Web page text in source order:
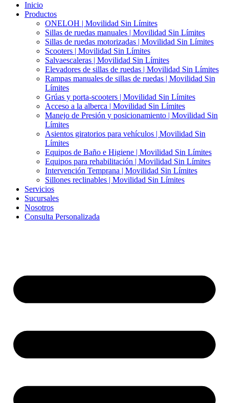
Inicio
Productos
ONELOH | Movilidad Sin Límites
Sillas de ruedas manuales | Movilidad Sin Límites
Sillas de ruedas motorizadas | Movilidad Sin Límites
Scooters | Movilidad Sin Límites
Salvaescaleras | Movilidad Sin Límites
Elevadores de sillas de ruedas | Movilidad Sin Límites
Rampas manuales de sillas de ruedas | Movilidad Sin
Límites
Grúas y porta-scooters | Movilidad Sin Límites
Acceso a la alberca | Movilidad Sin Límites
Manejo de Presión y posicionamiento | Movilidad Sin
Límites
Asientos giratorios para vehículos | Movilidad Sin
Límites
Equipos de Baño e Higiene | Movilidad Sin Límites
Equipos para rehabilitación | Movilidad Sin Límites
Intervención Temprana | Movilidad Sin Límites
Sillones reclinables | Movilidad Sin Límites
Servicios
Sucursales
Nosotros
Consulta Personalizada